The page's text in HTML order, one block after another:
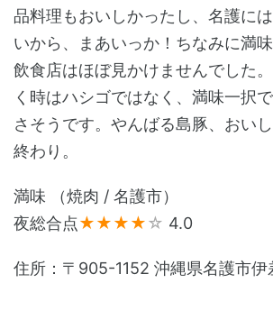
品料理もおいしかったし、名護に
いから、まあいっか！ちなみに満
飲食店はほぼ見かけませんでした
く時はハシゴではなく、満味一択
さそうです。やんばる島豚、おいし
終わり。
満味 （焼肉 / 名護市）
夜総合点★★★★☆ 4.0
住所：〒905-1152 沖縄県名護市伊